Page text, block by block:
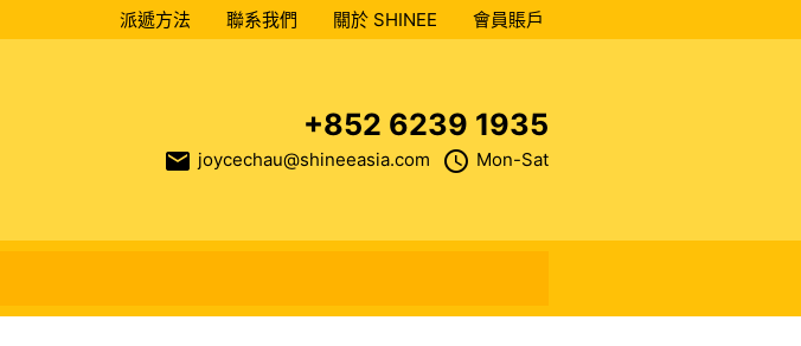
派遞方法 聯系我們 關於 SHINEE 會員賬戶
+852 6239 1935
email joycechau@shineeasia.com access_time Mon-Sat